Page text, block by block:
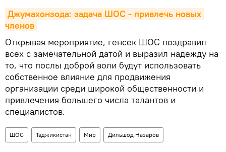
Джумахонзода: задача ШОС - привлечь новых
членов
Открывая мероприятие, генсек ШОС поздравил
всех с замечательной датой и выразил надежду на
то, что послы доброй воли будут использовать
собственное влияние для продвижения
организации среди широкой общественности и
привлечения большего числа талантов и
специалистов.
ШОС Таджикистан Мир Дильшод Назаров